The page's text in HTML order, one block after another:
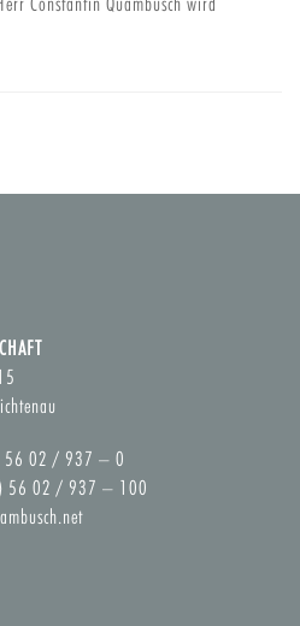
Constantin Quambusch wird
56 02 / 937 – 0
56 02 / 937 – 100